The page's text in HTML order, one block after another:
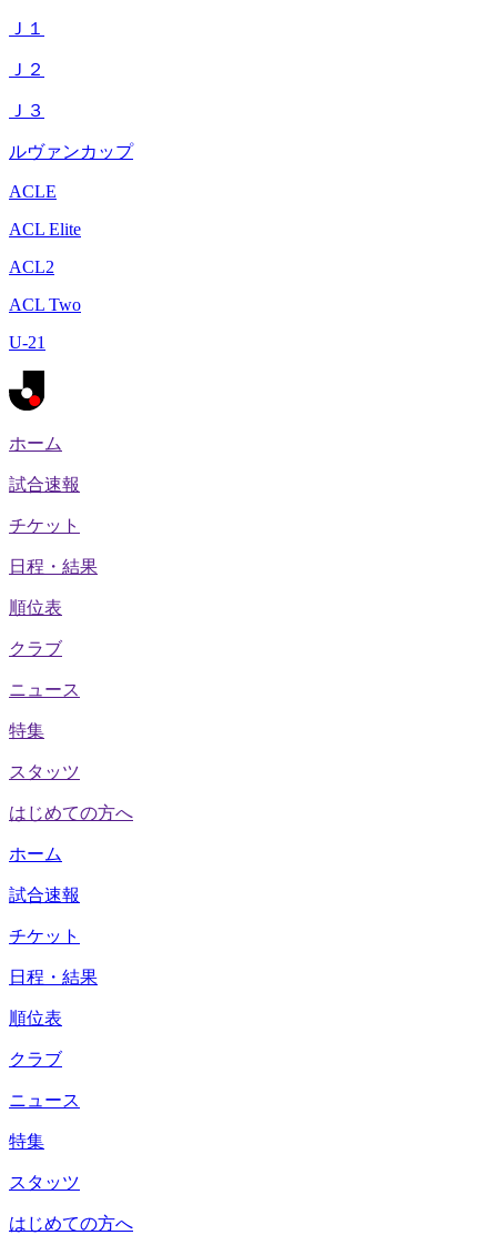
Ｊ１
Ｊ２
Ｊ３
ルヴァンカップ
ACLE
ACL Elite
ACL2
ACL Two
U-21
ホーム
試合速報
チケット
日程・結果
順位表
クラブ
ニュース
特集
スタッツ
はじめての方へ
ホーム
試合速報
チケット
日程・結果
順位表
クラブ
ニュース
特集
スタッツ
はじめての方へ